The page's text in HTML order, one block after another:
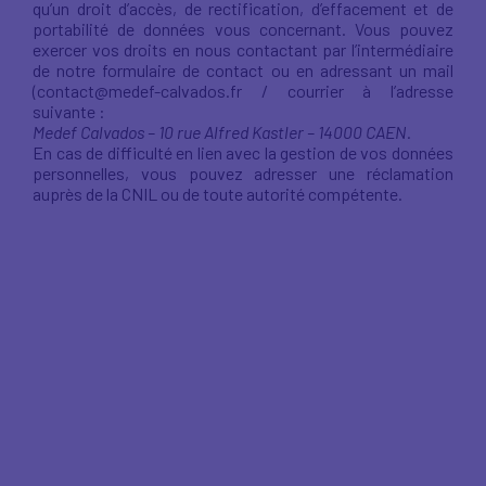
qu’un droit d’accès, de rectification, d’effacement et de
portabilité de données vous concernant. Vous pouvez
exercer vos droits en nous contactant par l’intermédiaire
de notre formulaire de contact ou en adressant un mail
(contact@medef-calvados.fr / courrier à l’adresse
suivante :
Medef Calvados – 10 rue Alfred Kastler – 14000 CAEN.
En cas de difficulté en lien avec la gestion de vos données
personnelles, vous pouvez adresser une réclamation
auprès de la CNIL ou de toute autorité compétente.